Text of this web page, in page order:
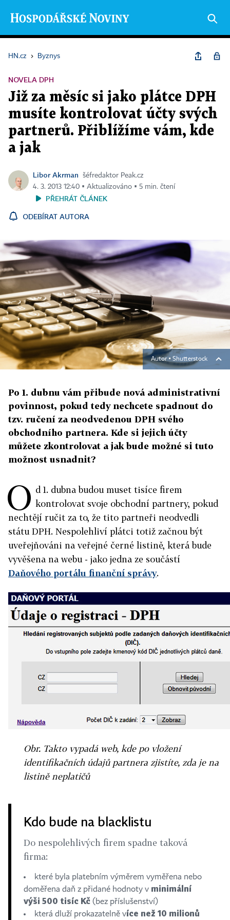
HN.cz › Byznys
NOVELA DPH
Již za měsíc si jako plátce DPH
musíte kontrolovat účty svých
partnerů. Přiblížíme vám, kde
a jak
Libor Akrman
šéfredaktor Peak.cz
4. 3. 2013 12:40 ▪ Aktualizováno ▪ 5 min. čtení
PŘEHRÁT ČLÁNEK
ODEBÍRAT AUTORA
Autor ▪ Shutterstock
Po 1. dubnu vám přibude nová administrativní
povinnost, pokud tedy nechcete spadnout do
tzv. ručení za neodvedenou DPH svého
obchodního partnera. Kde si jejich účty
můžete zkontrolovat a jak bude možné si tuto
možnost usnadnit?
O d 1. dubna budou muset tisíce firem
kontrolovat svoje obchodní partnery, pokud
nechtějí ručit za to, že tito partneři neodvedli
státu DPH. Nespolehliví plátci totiž začnou být
uveřejňováni na veřejné černé listině, která bude
vyvěšena na webu - jako jedna ze součástí
Daňového portálu finanční správy.
Obr. Takto vypadá web, kde po vložení
identifikačních údajů partnera zjistíte, zda je na
listině neplatičů
Kdo bude na blacklistu
Do nespolehlivých firem spadne taková
firma:
které byla platebním výměrem vyměřena nebo
doměřena daň z přidané hodnoty v minimální
výši 500 tisíc Kč (bez příslušenství)
která dluží prokazatelně více než 10 milionů